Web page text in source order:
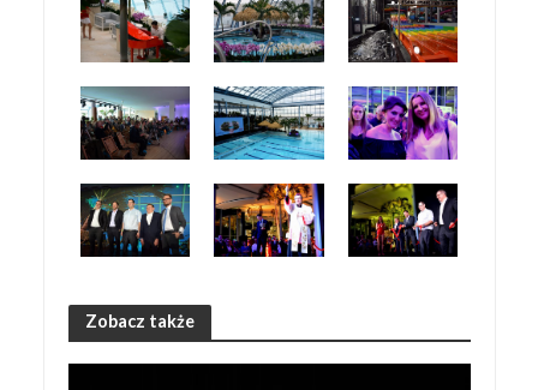
Zobacz także